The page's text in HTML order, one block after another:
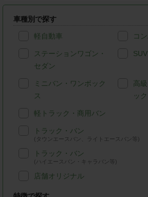
車種別で探す
軽自動車 コ
ステーションワゴン・
セダン
SUV
ミニバン・ワンボック
ス
高
ッ
軽トラック・商用バン
トラック・バン
(タウンエースバン、ライトエースバン等)
トラック・バン
(ハイエースバン・キャラバン等)
店舗オリジナル